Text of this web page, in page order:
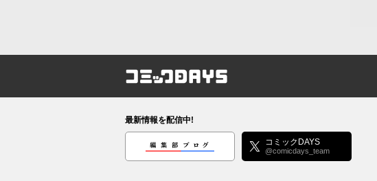
コミックDAYS
最新情報を配信中!
編集部ブログ コミックDAYS
@comicdays_team